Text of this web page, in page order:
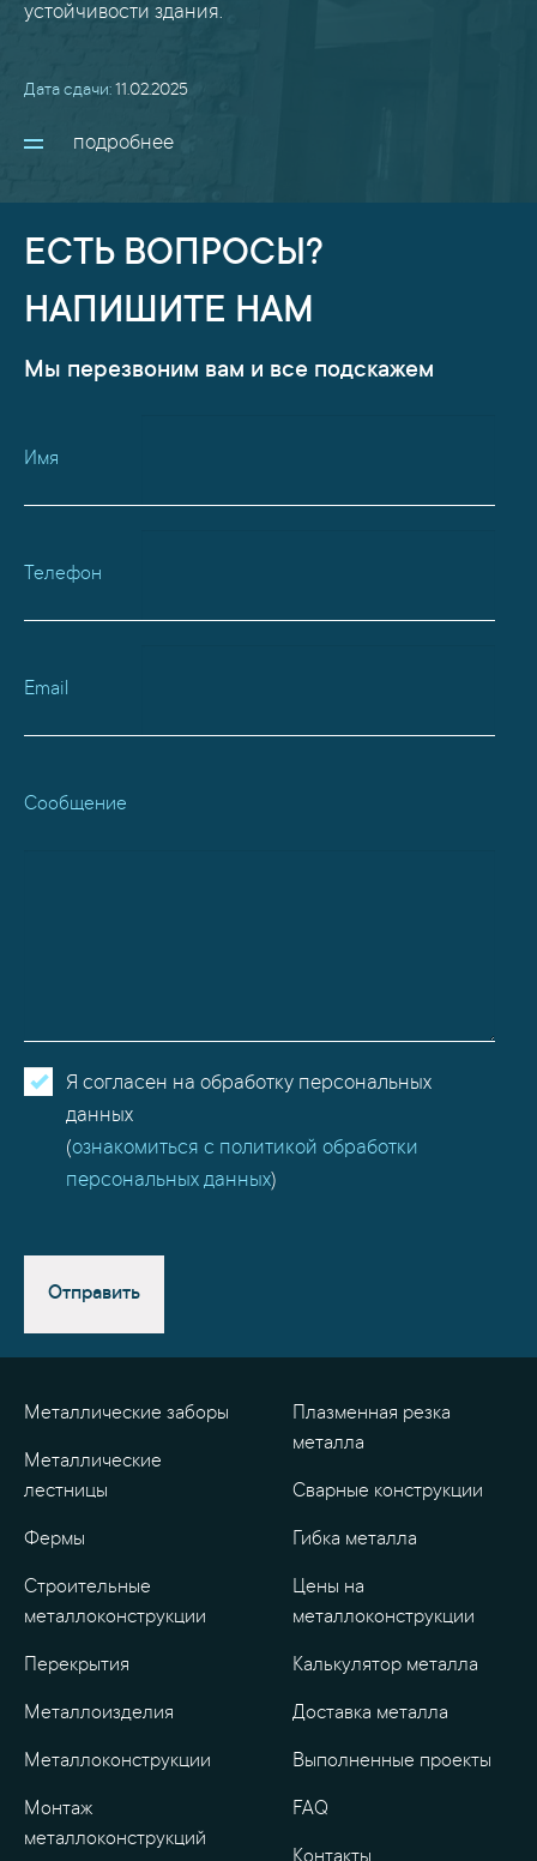
устойчивости здания.
Дата сдачи:11.02.2025
подробнее
ЕСТЬ ВОПРОСЫ?
НАПИШИТЕ НАМ
Мы перезвоним вам и все подскажем
Имя
Телефон
Email
Сообщение
Я согласен на обработку персональных
данных
(ознакомиться с политикой обработки
персональных данных)
Отправить
Металлические заборы
Металлические
лестницы
Фермы
Строительные
металлоконструкции
Перекрытия
Металлоизделия
Металлоконструкции
Монтаж
металлоконструкций
Плазменная резка
металла
Сварные конструкции
Гибка металла
Цены на
металлоконструкции
Калькулятор металла
Доставка металла
Выполненные проекты
FAQ